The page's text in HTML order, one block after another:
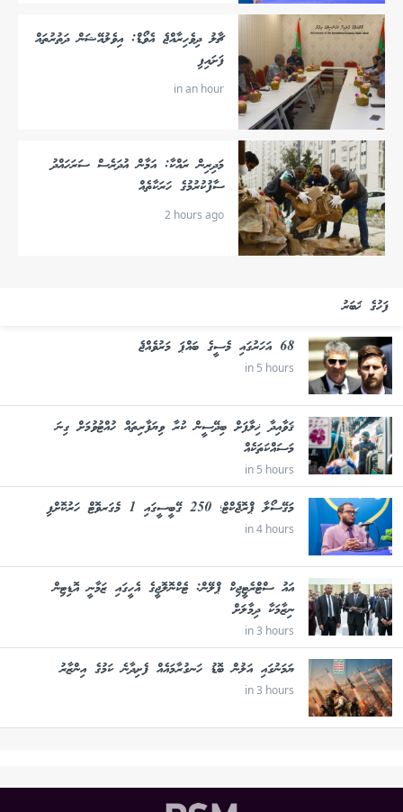
ޗާލު ދިވެހިރާއްޖެ އެވޯޑް: އިވެލުއޭޝަން ދަތުރުތައް
ފަށައިފި
in an hour
މަދިރިން ރައްކާ: އަމާން އުދަރެސް ސަރަހައްދު
ސާފުކުރުމުގެ ހަރަކާތެއް
2 hours ago
ފަހުގެ ޚަބަރު
68 އަހަރުގައި މެސީގެ ބައްޕަ މަރުވެއްޖެ
in 5 hours
ޤަވާއިދާ ޚިލާފަށް ބިދޭސީން ކުރާ ވިޔަފާރިތައް ހުއްޓުވުމަށް ގިނަ
މަސައްކަތަކެއް
in 5 hours
މަގޭސޯލާ ޕްރޮޖެކްޓް؛ 250 ގޭބީސީގައި 1 މެގަރވޮޓް ހަރުކޮށްފި
in 4 hours
އައު ސްޓްރެޓީޖިކް ޕްލޭން: ޓެކްނޮލޮޖީގެ އެހީގައި ޒަމާނީ އޮޑިޓިން
ނިޒާމަކާ ދިމާލަށް
in 3 hours
ޔަމަނުގައި އަލުން ބޮޑު ހަނގުރާމައެއް ފެށިދާނެ ކަމުގެ އިންޒާރު
in 3 hours